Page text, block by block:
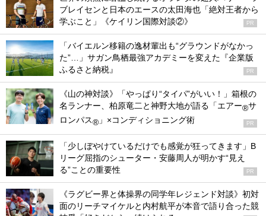
ブレイセンと日本のエースの太田海也「絶対王者から
学ぶこと」《ケイリン国際対談②》
PR
「バイエルン移籍の逸材輩出も“グラウンドがなかっ
た”…」サガン鳥栖最強アカデミーを変えた『企業版
ふるさと納税』
PR
《山の神対談》「やっぱり“タイパ”がいい！」箱根の
名ランナー、柏原竜二と神野大地が語る「エアー®サ
ロンパス® 」×コンディショニング術 PR
「少しぼやけているだけでも感覚が狂ってきます」B
リーグ屈指のシューター・安藤周人が明かす“見え
る”ことの重要性
PR
《ラグビー界と体操界の同学年レジェンド対談》初対
面のリーチマイケルと内村航平が本音で語り合った競